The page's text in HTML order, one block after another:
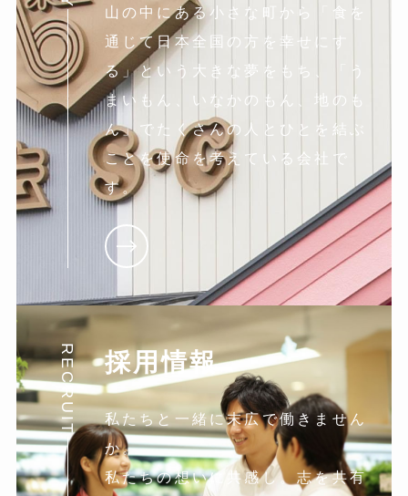
山の中にある小さな町から「食を
通じて日本全国の方を幸せにす
る」という大きな夢をもち、「う
まいもん、いなかのもん、地のも
ん」でたくさんの人とひとを結ぶ
ことを使命を考えている会社で
す。
RECRUIT 採用情報
私たちと一緒に末広で働きません
か。
私たちの想いに共感し。志を共有